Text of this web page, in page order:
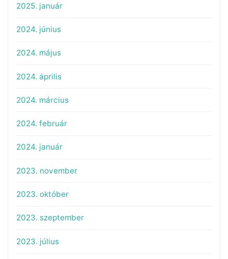
2025. január
2024. június
2024. május
2024. április
2024. március
2024. február
2024. január
2023. november
2023. október
2023. szeptember
2023. július